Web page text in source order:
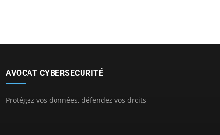
AVOCAT CYBERSECURITÉ
Protégez vos données, défendez vos droits